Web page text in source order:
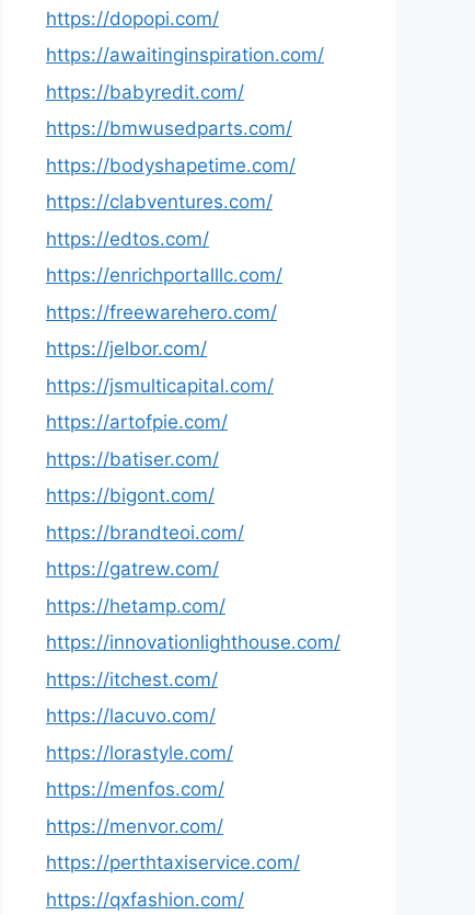
https://dopopi.com/
https://awaitinginspiration.com/
https://babyredit.com/
https://bmwusedparts.com/
https://bodyshapetime.com/
https://clabventures.com/
https://edtos.com/
https://enrichportalllc.com/
https://freewarehero.com/
https://jelbor.com/
https://jsmulticapital.com/
https://artofpie.com/
https://batiser.com/
https://bigont.com/
https://brandteoi.com/
https://gatrew.com/
https://hetamp.com/
https://innovationlighthouse.com/
https://itchest.com/
https://lacuvo.com/
https://lorastyle.com/
https://menfos.com/
https://menvor.com/
https://perthtaxiservice.com/
https://qxfashion.com/